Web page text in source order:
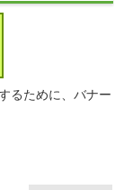
るために、バナー